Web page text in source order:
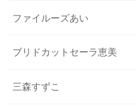
ファイルーズあい
ブリドカットセーラ恵美
三森すずこ